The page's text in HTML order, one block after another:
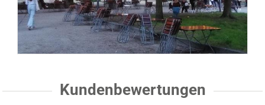
Kundenbewertungen